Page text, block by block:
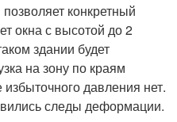
конкретный
окна с высотой до 2
здании будет
на зону по краям
давления нет.
следы деформации.